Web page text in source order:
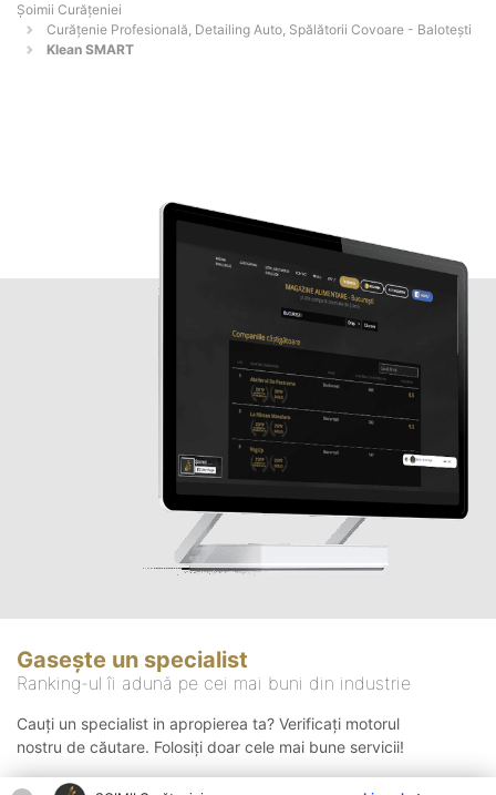
Șoimii Curățeniei
Curățenie Profesională, Detailing Auto, Spălătorii Covoare - Baloteşti
Klean SMART
Gasește un specialist
Ranking-ul îi adună pe cei mai buni din industrie
Cauți un specialist in apropierea ta? Verificați motorul
nostru de căutare. Folosiți doar cele mai bune servicii!